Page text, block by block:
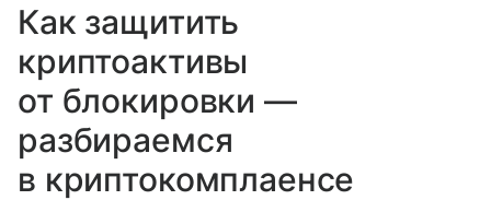
Как защитить
криптоактивы
от блокировки —
разбираемся
в криптокомплаенсе